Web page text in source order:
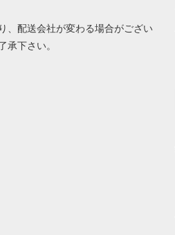
、配送会社が変わる場合がござい
承下さい。